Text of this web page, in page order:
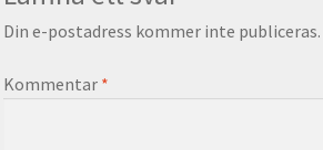
Din e-postadress kommer inte publiceras.
Kommentar *